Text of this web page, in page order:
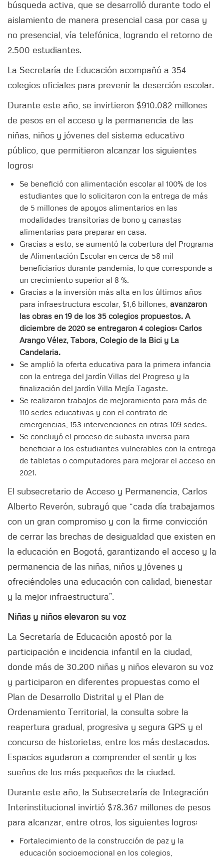
búsqueda activa, que se desarrolló durante todo el
aislamiento de manera presencial casa por casa y
no presencial, vía telefónica, logrando el retorno de
2.500 estudiantes.
La Secretaría de Educación acompañó a 354
colegios oficiales para prevenir la deserción escolar.
Durante este año, se invirtieron $910.082 millones
de pesos en el acceso y la permanencia de las
niñas, niños y jóvenes del sistema educativo
público, que permitieron alcanzar los siguientes
logros:
Se benefició con alimentación escolar al 100% de los
estudiantes que lo solicitaron con la entrega de más
de 5 millones de apoyos alimentarios en las
modalidades transitorias de bono y canastas
alimentarias para preparar en casa.
Gracias a esto, se aumentó la cobertura del Programa
de Alimentación Escolar en cerca de 58 mil
beneficiarios durante pandemia, lo que corresponde a
un crecimiento superior al 8 %.
Gracias a la inversión más alta en los últimos años
para infraestructura escolar, $1,6 billones, avanzaron
las obras en 19 de los 35 colegios propuestos. A
diciembre de 2020 se entregaron 4 colegios: Carlos
Arango Vélez, Tabora, Colegio de la Bici y La
Candelaria.
Se amplió la oferta educativa para la primera infancia
con la entrega del jardín Villas del Progreso y la
finalización del jardín Villa Mejía Tagaste.
Se realizaron trabajos de mejoramiento para más de
110 sedes educativas y con el contrato de
emergencias, 153 intervenciones en otras 109 sedes.
Se concluyó el proceso de subasta inversa para
beneficiar a los estudiantes vulnerables con la entrega
de tabletas o computadores para mejorar el acceso en
2021.
El subsecretario de Acceso y Permanencia, Carlos
Alberto Reverón, subrayó que “cada día trabajamos
con un gran compromiso y con la firme convicción
de cerrar las brechas de desigualdad que existen en
la educación en Bogotá, garantizando el acceso y la
permanencia de las niñas, niños y jóvenes y
ofreciéndoles una educación con calidad, bienestar
y la mejor infraestructura”.
Niñas y niños elevaron su voz
La Secretaría de Educación apostó por la
participación e incidencia infantil en la ciudad,
donde más de 30.200 niñas y niños elevaron su voz
y participaron en diferentes propuestas como el
Plan de Desarrollo Distrital y el Plan de
Ordenamiento Territorial, la consulta sobre la
reapertura gradual, progresiva y segura GPS y el
concurso de historietas, entre los más destacados.
Espacios ayudaron a comprender el sentir y los
sueños de los más pequeños de la ciudad.
Durante este año, la Subsecretaría de Integración
Interinstitucional invirtió $78.367 millones de pesos
para alcanzar, entre otros, los siguientes logros:
Fortalecimiento de la construcción de paz y la
educación socioemocional en los colegios,